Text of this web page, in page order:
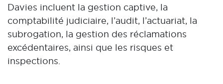
Davies incluent la gestion captive, la
comptabilité judiciaire, l’audit, l’actuariat, la
subrogation, la gestion des réclamations
excédentaires, ainsi que les risques et
inspections.